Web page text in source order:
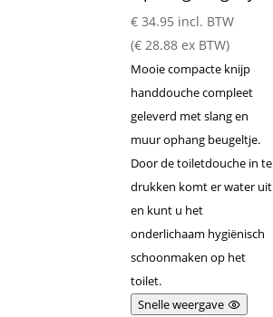
€ 34.95 incl. BTW
(€ 28.88 ex BTW)
Mooie compacte knijp
handdouche compleet
geleverd met slang en
muur ophang beugeltje.
Door de toiletdouche in te
drukken komt er water uit
en kunt u het
onderlichaam hygiënisch
schoonmaken op het
toilet.
Snelle weergave